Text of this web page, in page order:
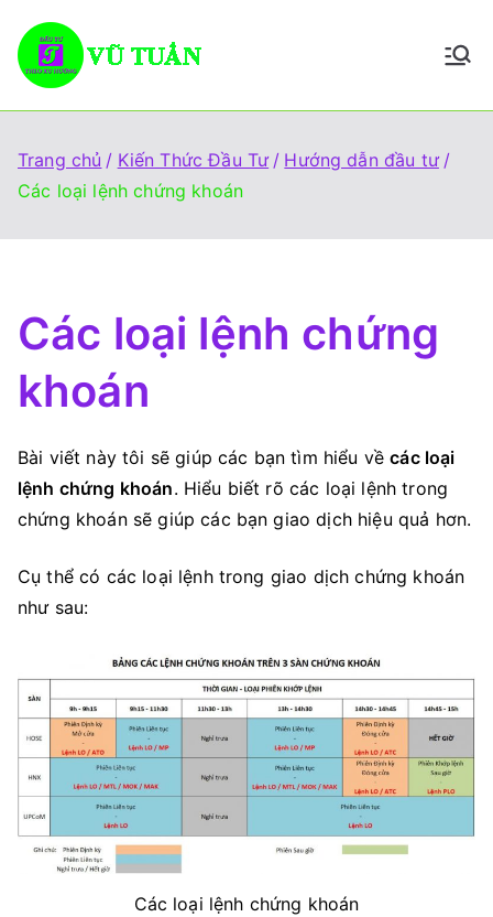
tới
nội
dung
Trang chủ Kiến Thức Đầu Tư
Hướng dẫn đầu tư
Các loại lệnh chứng khoán
Các loại lệnh chứng
khoán
Bài viết này tôi sẽ giúp các bạn tìm hiểu vềcác loại
lệnh chứng khoán. Hiểu biết rõ các loại lệnh trong
chứng khoán sẽ giúp các bạn giao dịch hiệu quả hơn.
Cụ thể có các loại lệnh trong giao dịch chứng khoán
như sau:
Các loại lệnh chứng khoán